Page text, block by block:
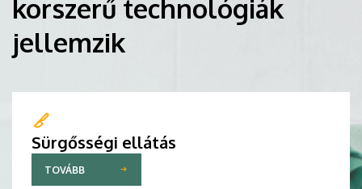
korszerű technológiák
jellemzik
Sürgősségi ellátás
TOVÁBB